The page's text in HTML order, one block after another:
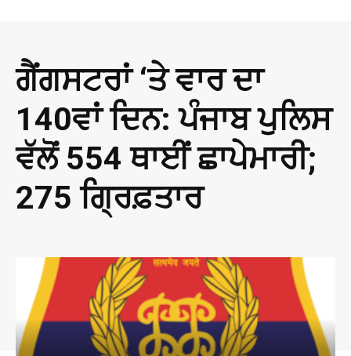
ਗੈਂਗਸਟਰਾਂ ‘ਤੇ ਵਾਰ ਦਾ
140ਵਾਂ ਦਿਨ: ਪੰਜਾਬ ਪੁਲਿਸ
ਵੱਲੋਂ 554 ਥਾਈਂ ਛਾਪੇਮਾਰੀ;
275 ਗ੍ਰਿਫ਼ਤਾਰ